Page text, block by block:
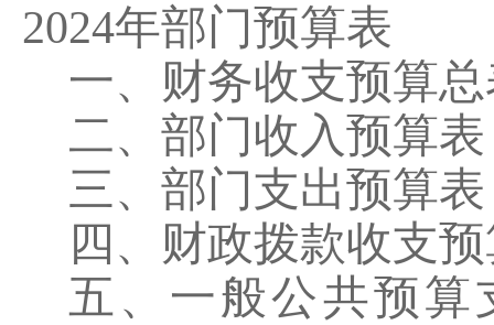
2024年部门预算表
一、财务收支预算
二、部门收入预算表
三、部门支出预算表
四、财政拨款收支
五、一般公共预算